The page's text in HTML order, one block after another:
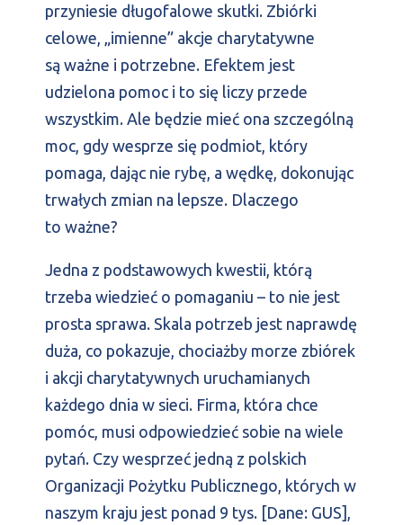
przyniesie długofalowe skutki. Zbiórki
celowe, „imienne” akcje charytatywne
są ważne i potrzebne. Efektem jest
udzielona pomoc i to się liczy przede
wszystkim. Ale będzie mieć ona szczególną
moc, gdy wesprze się podmiot, który
pomaga, dając nie rybę, a wędkę, dokonując
trwałych zmian na lepsze. Dlaczego
to ważne?
Jedna z podstawowych kwestii, którą
trzeba wiedzieć o pomaganiu – to nie jest
prosta sprawa. Skala potrzeb jest naprawdę
duża, co pokazuje, chociażby morze zbiórek
i akcji charytatywnych uruchamianych
każdego dnia w sieci. Firma, która chce
pomóc, musi odpowiedzieć sobie na wiele
pytań. Czy wesprzeć jedną z polskich
Organizacji Pożytku Publicznego, których w
naszym kraju jest ponad 9 tys. [Dane: GUS],